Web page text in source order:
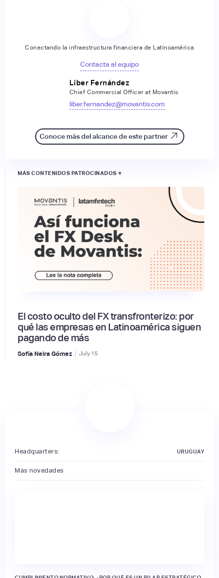
Conectando la infraestructura financiera de Latinoamérica
Contacta al equipo
Liber Fernández
Chief Commercial Officer at Movantis
liber.fernandez@movantis.com
Conoce más del alcance de este partner
MÁS CONTENIDOS PATROCINADOS ⭐
El costo oculto del FX transfronterizo: por
qué las empresas en Latinoamérica siguen
pagando de más
Sofía Neira Gómez | July 15
Headquarters: URUGUAY
Más novedades